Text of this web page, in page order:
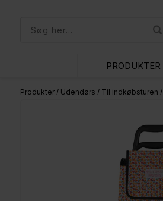
PRODUKTER
Produkter/ Udendørs / Til indkøbsturen /